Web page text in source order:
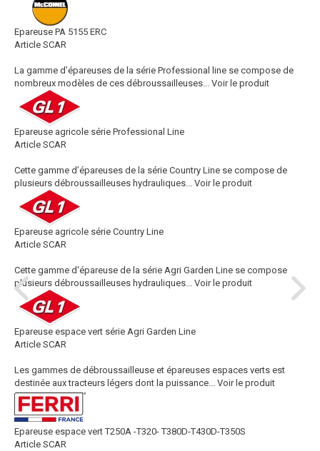
Epareuse PA 5155 ERC
Article SCAR
La gamme d’épareuses de la série Professional line se compose de
nombreux modèles de ces débroussailleuses... Voir le produit
Epareuse agricole série Professional Line
Article SCAR
Cette gamme d’épareuses de la série Country Line se compose de
plusieurs débroussailleuses hydrauliques... Voir le produit
Epareuse agricole série Country Line
Article SCAR
Cette gamme d'épareuse de la série Agri Garden Line se compose
plusieurs débroussailleuses hydrauliques... Voir le produit
Epareuse espace vert série Agri Garden Line
Article SCAR
Les gammes de débroussailleuse et épareuses espaces verts est
destinée aux tracteurs légers dont la puissance... Voir le produit
Epareuse espace vert T250A -T320- T380D-T430D-T350S
Article SCAR